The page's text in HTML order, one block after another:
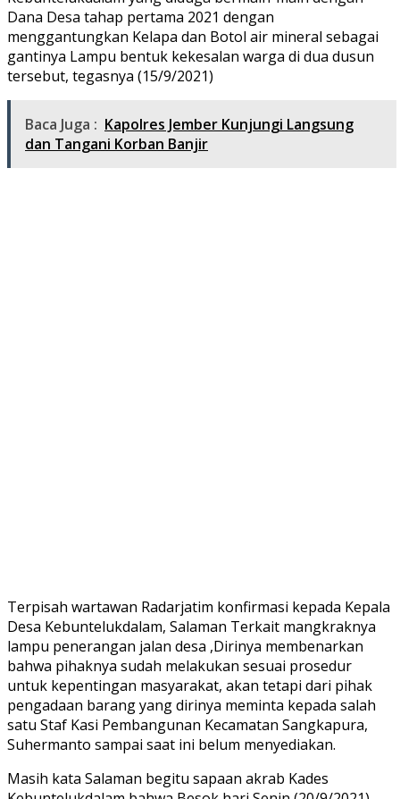
Dana Desa tahap pertama 2021 dengan
menggantungkan Kelapa dan Botol air mineral sebagai
gantinya Lampu bentuk kekesalan warga di dua dusun
tersebut, tegasnya (15/9/2021)
Baca Juga : Kapolres Jember Kunjungi Langsung
dan Tangani Korban Banjir
Terpisah wartawan Radarjatim konfirmasi kepada Kepala
Desa Kebuntelukdalam, Salaman Terkait mangkraknya
lampu penerangan jalan desa ,Dirinya membenarkan
bahwa pihaknya sudah melakukan sesuai prosedur
untuk kepentingan masyarakat, akan tetapi dari pihak
pengadaan barang yang dirinya meminta kepada salah
satu Staf Kasi Pembangunan Kecamatan Sangkapura,
Suhermanto sampai saat ini belum menyediakan.
Masih kata Salaman begitu sapaan akrab Kades